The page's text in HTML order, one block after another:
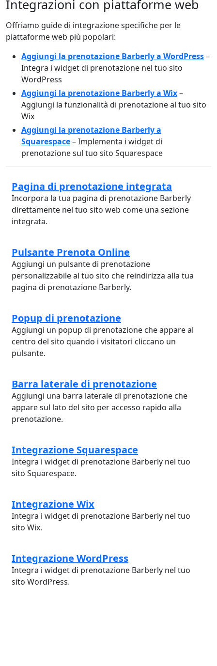
Integrazioni con piattaforme web
Offriamo guide di integrazione specifiche per le
piattaforme web più popolari:
Aggiungi la prenotazione Barberly a WordPress–
Integra i widget di prenotazione nel tuo sito
WordPress
Aggiungi la prenotazione Barberly a Wix–
Aggiungi la funzionalità di prenotazione al tuo sito
Wix
Aggiungi la prenotazione Barberly a
Squarespace– Implementa i widget di
prenotazione sul tuo sito Squarespace
Pagina di prenotazione integrata
Incorpora la tua pagina di prenotazione Barberly
direttamente nel tuo sito web come una sezione
integrata.
Pulsante Prenota Online
Aggiungi un pulsante di prenotazione
personalizzabile al tuo sito che reindirizza alla tua
pagina di prenotazione Barberly.
Popup di prenotazione
Aggiungi un popup di prenotazione che appare al
centro del sito quando i visitatori cliccano un
pulsante.
Barra laterale di prenotazione
Aggiungi una barra laterale di prenotazione che
appare sul lato del sito per accesso rapido alla
prenotazione.
Integrazione Squarespace
Integra i widget di prenotazione Barberly nel tuo
sito Squarespace.
Integrazione Wix
Integra i widget di prenotazione Barberly nel tuo
sito Wix.
Integrazione WordPress
Integra i widget di prenotazione Barberly nel tuo
sito WordPress.